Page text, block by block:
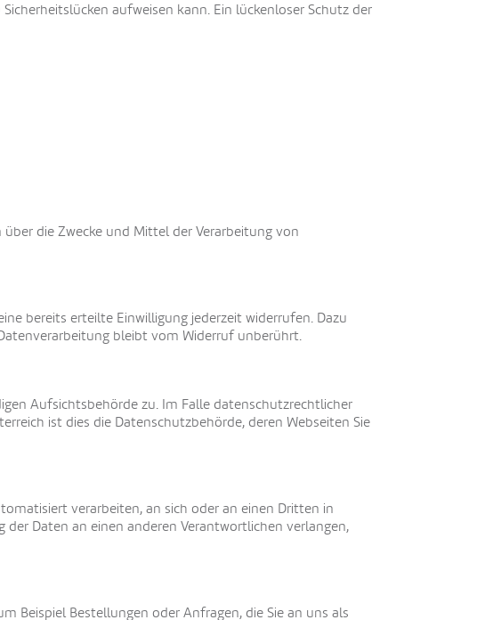
aufweisen kann. Ein lückenloser Schutz der
die Zwecke und Mittel der Verarbeitung von
bereits erteilte Einwilligung jederzeit widerrufen. Dazu
bleibt vom Widerruf unberührt.
Aufsichtsbehörde zu. Im Falle datenschutzrechtlicher
ist dies die Datenschutzbehörde, deren Webseiten Sie
verarbeiten, an sich oder an einen Dritten in
der Daten an einen anderen Verantwortlichen verlangen,
Beispiel Bestellungen oder Anfragen, die Sie an uns als